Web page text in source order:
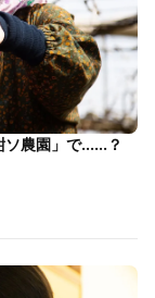
ソ農園」で……？